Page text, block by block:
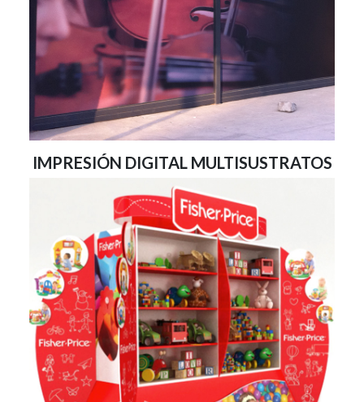
IMPRESIÓN DIGITAL MULTISUSTRATOS